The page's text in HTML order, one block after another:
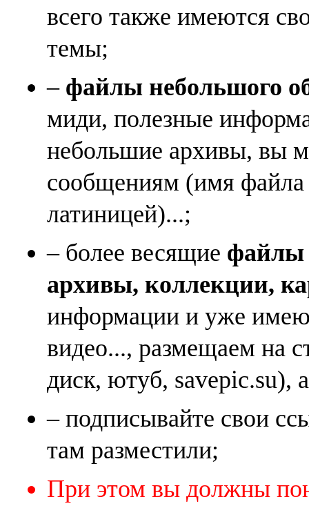
всего также имеются
темы;
– файлы небольшого
миди, полезные
небольшие архивы, вы
сообщениям (имя
латиницей)...;
– более весящие файлы
архивы, коллекции,
информации и уже
видео..., размещаем на
диск, ютуб, savepic.su),
– подписывайте свои
там разместили;
При этом вы должны